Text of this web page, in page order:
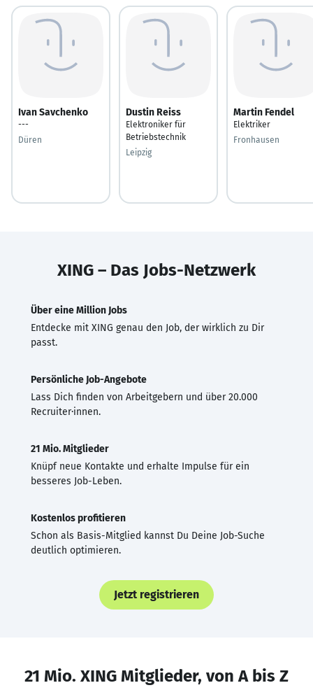
Ivan Savchenko
---
Düren
Dustin Reiss
Elektroniker für
Betriebstechnik
Leipzig
Martin Fendel
Elektriker
Fronhausen
XING – Das Jobs-Netzwerk
Über eine Million Jobs
Entdecke mit XING genau den Job, der wirklich zu Dir
passt.
Persönliche Job-Angebote
Lass Dich finden von Arbeitgebern und über 20.000
Recruiter·innen.
21 Mio. Mitglieder
Knüpf neue Kontakte und erhalte Impulse für ein
besseres Job-Leben.
Kostenlos profitieren
Schon als Basis-Mitglied kannst Du Deine Job-Suche
deutlich optimieren.
Jetzt registrieren
21 Mio. XING Mitglieder, von A bis Z